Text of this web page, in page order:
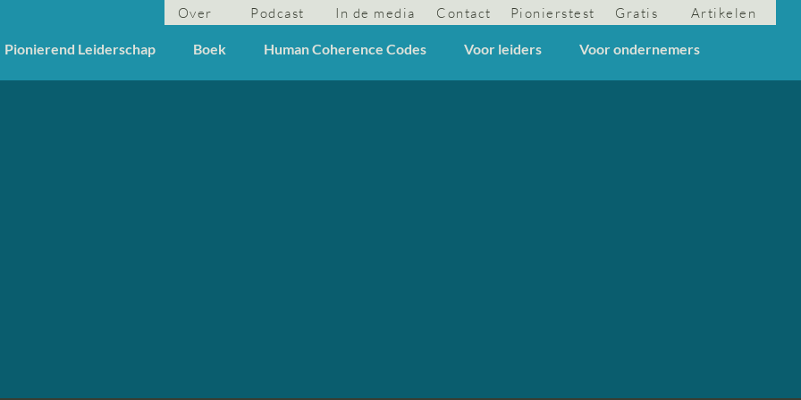
Over Podcast In de media Contact Pionierstest Gratis Artikelen
Pionierend Leiderschap Boek Human Coherence Codes Voor leiders Voor ondernemers